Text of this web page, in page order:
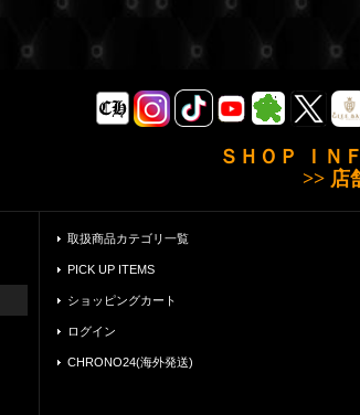
ＳＨＯＰ ＩＮ
>> 店
取扱商品カテゴリ一覧
PICK UP ITEMS
ショッピングカート
ログイン
CHRONO24(海外発送)